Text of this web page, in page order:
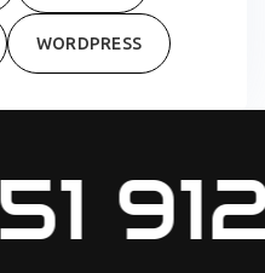
WORDPRESS
912